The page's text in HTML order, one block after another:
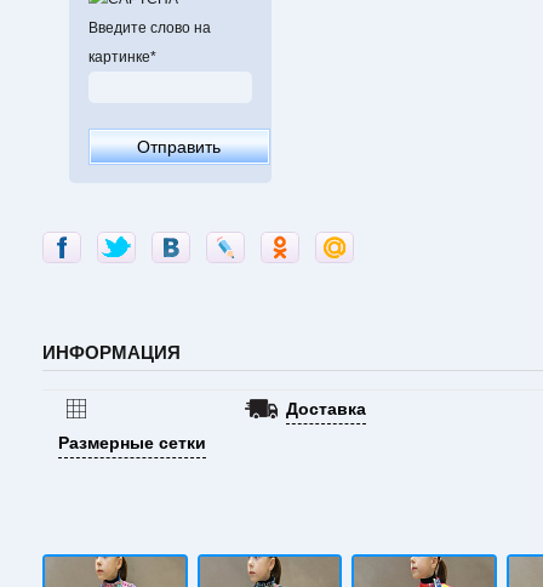
Введите слово на
картинке*
ИНФОРМАЦИЯ
Размерные сетки
Доставка